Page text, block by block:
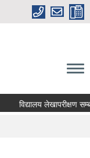
विद्यालय लेखापरीक्षण